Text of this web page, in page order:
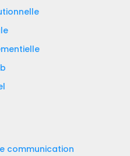
communication